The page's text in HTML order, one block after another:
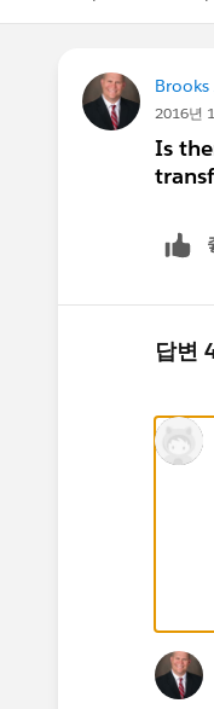
2016년
Is
답변